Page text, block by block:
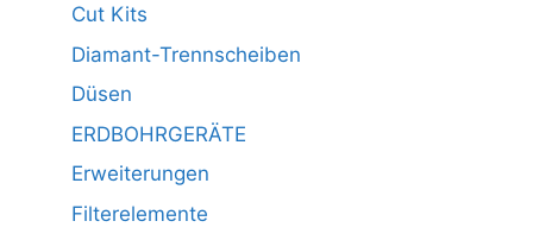
Cut Kits
Diamant-Trennscheiben
Düsen
ERDBOHRGERÄTE
Erweiterungen
Filterelemente